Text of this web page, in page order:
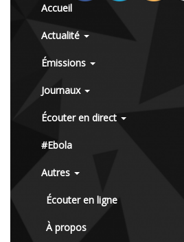
Accueil
Actualité
Émissions
Journaux
Écouter en direct
#Ebola
Autres
Écouter en ligne
À propos